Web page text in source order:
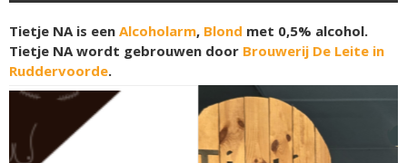
Tietje NA is een Alcoholarm, Blond met 0,5% alcohol.
Tietje NA wordt gebrouwen door Brouwerij De Leite in
Ruddervoorde.